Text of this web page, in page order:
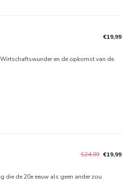
€19,99
en de opkomst van de
€24,99 €19,99
die de 20e eeuw als geen ander zou